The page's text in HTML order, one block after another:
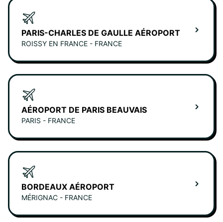
PARIS-CHARLES DE GAULLE AÉROPORT
ROISSY EN FRANCE - FRANCE
AÉROPORT DE PARIS BEAUVAIS
PARIS - FRANCE
BORDEAUX AÉROPORT
MÉRIGNAC - FRANCE